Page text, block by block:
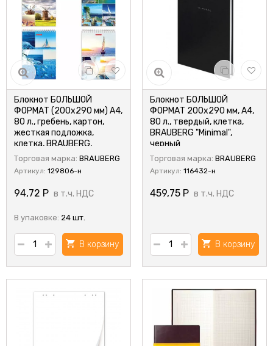
Блокнот БОЛЬШОЙ
ФОРМАТ (200х290 мм) А4,
80 л., гребень, картон,
жесткая подложка,
клетка, BRAUBERG,
"Пейзаж"
Торговая марка: BRAUBERG
Артикул: 129806-н
94,72 Р в т.ч. НДС
В упаковке: 24 шт.
В корзину
Блокнот БОЛЬШОЙ
ФОРМАТ 200х290 мм, А4,
80 л., твердый, клетка,
BRAUBERG "Minimal",
черный
Торговая марка: BRAUBERG
Артикул: 116432-н
459,75 Р в т.ч. НДС
В корзину